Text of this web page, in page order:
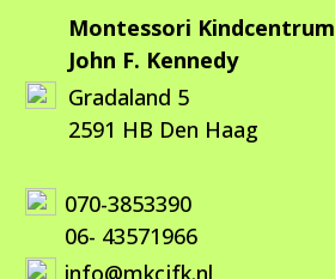
Montessori Kindcentrum
John F. Kennedy
Gradaland 5
2591 HB Den Haag
070-3853390
06- 43571966
info@mkcjfk.nl